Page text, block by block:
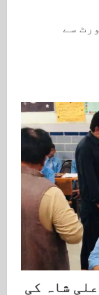
سے
شاہ کی